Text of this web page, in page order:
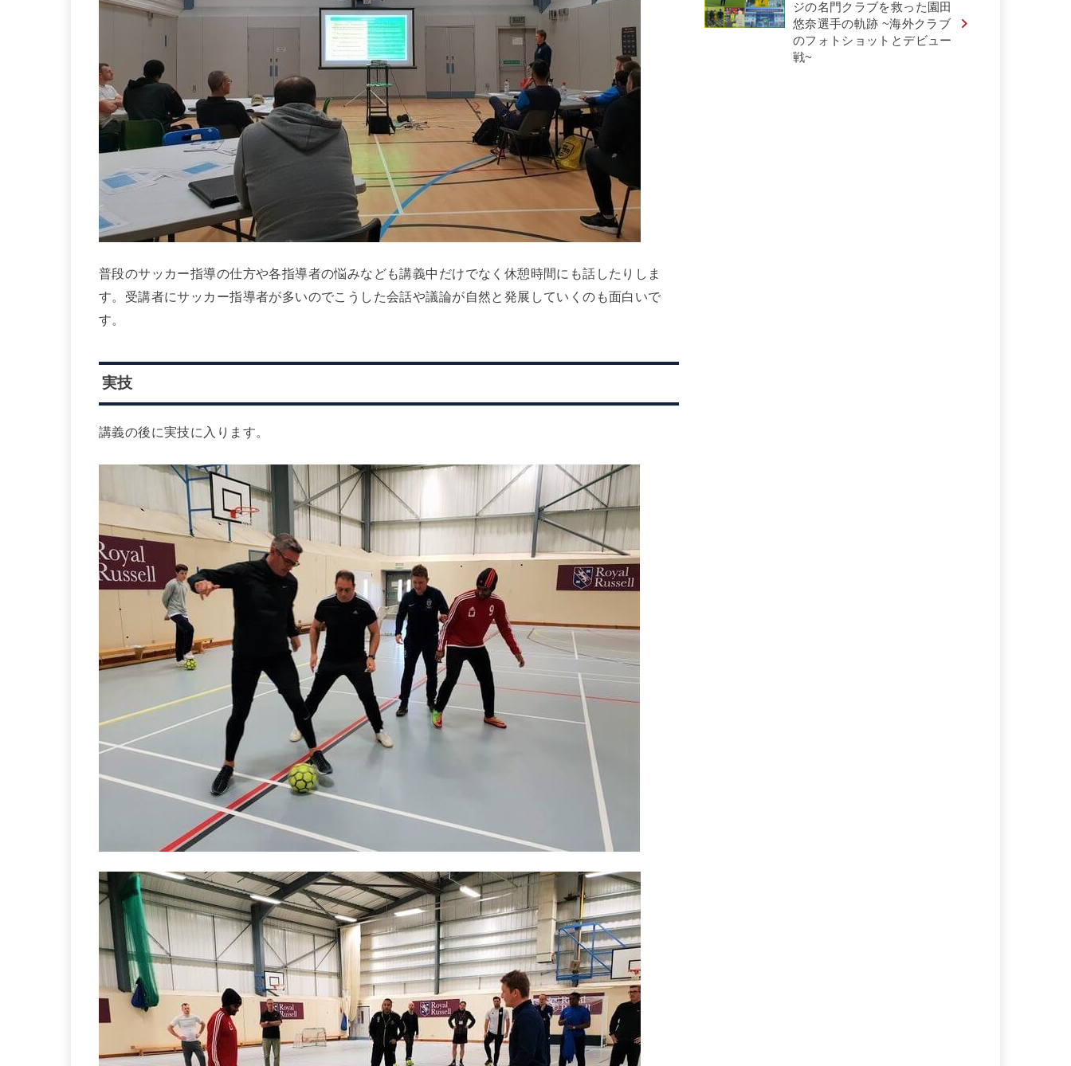
普段のサッカー指導の仕方や各指導者の悩みなども講義中だけでなく休憩時間にも話したりしま
す。受講者にサッカー指導者が多いのでこうした会話や議論が自然と発展していくのも面白いで
す。
実技
講義の後に実技に入ります。
ジの名門クラブを救った園田
悠奈選手の軌跡 ~海外クラブ
のフォトショットとデビュー
戦~